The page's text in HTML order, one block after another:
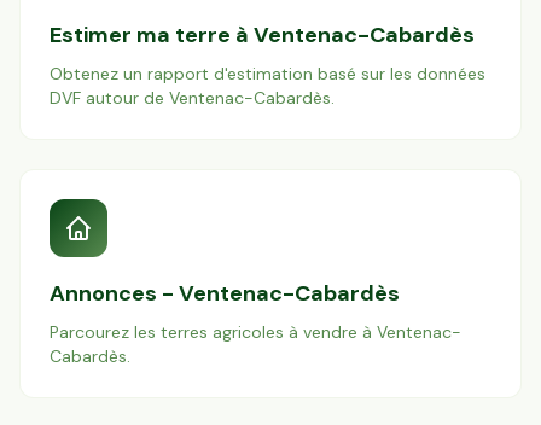
Estimer ma terre à Ventenac-Cabardès
Obtenez un rapport d'estimation basé sur les données
DVF autour de Ventenac-Cabardès.
Annonces - Ventenac-Cabardès
Parcourez les terres agricoles à vendre à Ventenac-
Cabardès.